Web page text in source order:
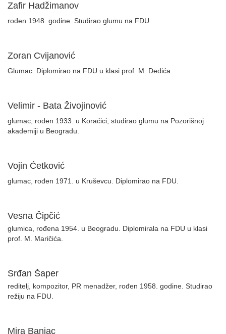
Zafir Hadžimanov
rođen 1948. godine. Studirao glumu na FDU.
Zoran Cvijanović
Glumac. Diplomirao na FDU u klasi prof. M. Dedića.
Velimir - Bata Živojinović
glumac, rođen 1933. u Koraćici; studirao glumu na Pozorišnoj
akademiji u Beogradu.
Vojin Ćetković
glumac, rođen 1971. u Kruševcu. Diplomirao na FDU.
Vesna Čipčić
glumica, rođena 1954. u Beogradu. Diplomirala na FDU u klasi
prof. M. Maričića.
Srđan Šaper
reditelj, kompozitor, PR menadžer, rođen 1958. godine. Studirao
režiju na FDU.
Mira Banjac